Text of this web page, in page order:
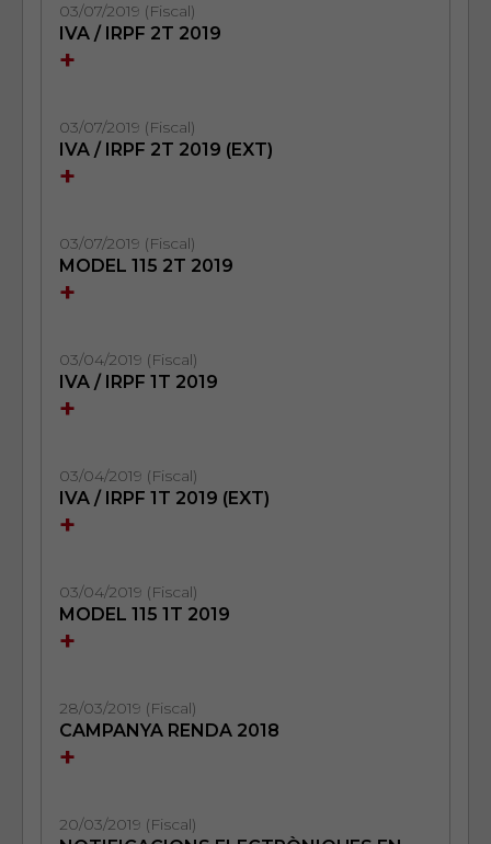
03/07/2019 (Fiscal)
IVA / IRPF 2T 2019
+
03/07/2019 (Fiscal)
IVA / IRPF 2T 2019 (EXT)
+
03/07/2019 (Fiscal)
MODEL 115 2T 2019
+
03/04/2019 (Fiscal)
IVA / IRPF 1T 2019
+
03/04/2019 (Fiscal)
IVA / IRPF 1T 2019 (EXT)
+
03/04/2019 (Fiscal)
MODEL 115 1T 2019
+
28/03/2019 (Fiscal)
CAMPANYA RENDA 2018
+
20/03/2019 (Fiscal)